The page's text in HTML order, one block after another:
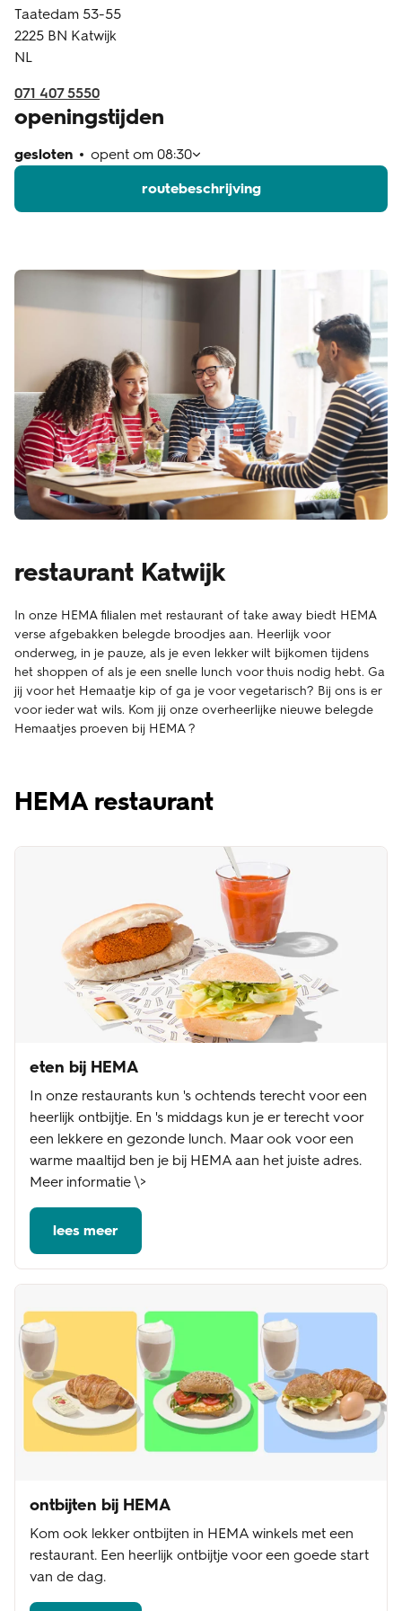
klantenservice
Taatedam 53-55
2225 BN Katwijk
NL
071 407 5550
openingstijden
gesloten opent om 08:30
routebeschrijving
restaurant Katwijk
In onze HEMA filialen met restaurant of take away biedt HEMA
verse afgebakken belegde broodjes aan. Heerlijk voor
onderweg, in je pauze, als je even lekker wilt bijkomen tijdens
het shoppen of als je een snelle lunch voor thuis nodig hebt. Ga
jij voor het Hemaatje kip of ga je voor vegetarisch? Bij ons is er
voor ieder wat wils. Kom jij onze overheerlijke nieuwe belegde
Hemaatjes proeven bij HEMA ?
HEMA restaurant
eten bij HEMA
In onze restaurants kun 's ochtends terecht voor een
heerlijk ontbijtje. En 's middags kun je er terecht voor
een lekkere en gezonde lunch. Maar ook voor een
warme maaltijd ben je bij HEMA aan het juiste adres.
Meer informatie \>
lees meer
ontbijten bij HEMA
Kom ook lekker ontbijten in HEMA winkels met een
restaurant. Een heerlijk ontbijtje voor een goede start
van de dag.